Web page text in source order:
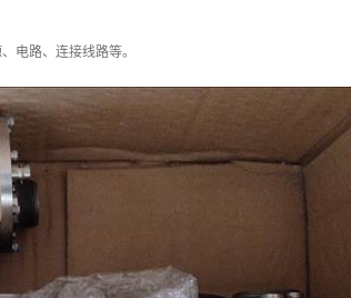
电路、连接线路等。